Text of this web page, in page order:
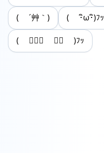
( ´艸｀) ( ･ิω･ิ)ﾌｯ
( ￣ิ∀ ￣ิ )ﾌｯ